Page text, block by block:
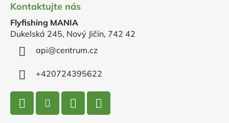
Kontaktujte nás
Flyfishing MANIA
Dukelská 245, Nový Jičín, 742 42
api@centrum.cz
+420724395622